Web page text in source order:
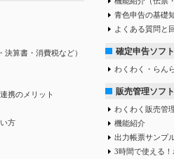
算書・消費税など）
携のメリット
方
青色申告の基礎
よくある質問と
確定申告ソフト
わくわく・らん
販売管理ソフト
わくわく販売管
機能紹介
出力帳票サンプ
3時間で使える